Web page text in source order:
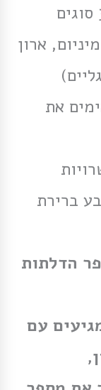
– יש לבחור מבין 3 סוגים
ארון
את
ברירת
הדלתות
עם